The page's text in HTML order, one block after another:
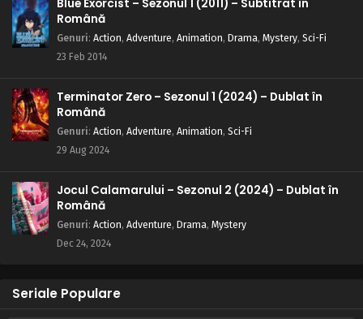
Naruto – Sezonul 1 Episodul 86 – Un nou
antrenament: Voi fi puternic
Naruto – Sezonul 1 Episodul 85 – Ură în clanul
Uchiha: Ultimul supraviețuitor
Eps 85 - Ură în clanul Uchiha: Ultimul supraviețuitor - 5
August, 2025
Naruto – Sezonul 1 Episodul 84 – Marea luptă:
Frate contra frate
Eps 84 - Marea luptă: Frate contra frate - 5 August, 2025
Eps 83 - Jiraiya: Naruto este un dezastru - 5 August, 2025
Blue Exorcist – Sezonul 1 (2011) – Subtitrat în
Română
Genuri: Action, Adventure, Animation, Drama, Mystery, Sci-Fi
23 Feb 2014
Terminator Zero – Sezonul 1 (2024) – Dublat în
Română
Genuri: Action, Adventure, Animation, Sci-Fi
29 Aug 2024
Jocul Calamarului – Sezonul 2 (2024) – Dublat în
Română
Genuri: Action, Adventure, Drama, Mystery
Dec 24, 2024
Seriale Populare